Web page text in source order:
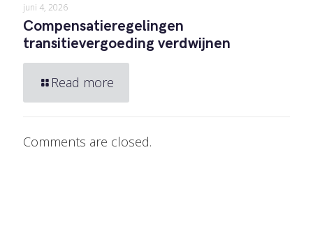
juni 4, 2026
Compensatieregelingen
transitievergoeding verdwijnen
Read more
Comments are closed.